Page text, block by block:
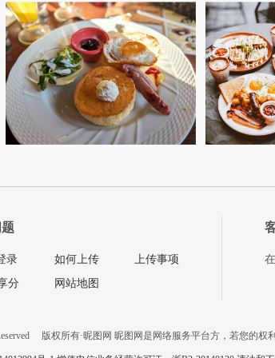
录
分
如何上传
网站地图
上传事项
版权所有·昵图网 昵图网是网络服务平台方，若您的权